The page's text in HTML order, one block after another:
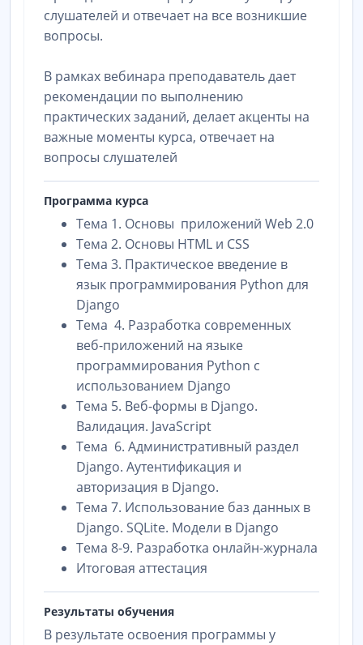
слушателей и отвечает на все возникшие
вопросы.
В рамках вебинара преподаватель дает
рекомендации по выполнению
практических заданий, делает акценты на
важные моменты курса, отвечает на
вопросы слушателей
Программа курса
Тема 1. Основы приложений Web 2.0
Тема 2. Основы HTML и CSS
Тема 3. Практическое введение в
язык программирования Python для
Django
Тема 4. Разработка современных
веб-приложений на языке
программирования Python с
использованием Django
Тема 5. Веб-формы в Django.
Валидация. JavaScript
Тема 6. Административный раздел
Django. Аутентификация и
авторизация в Django.
Тема 7. Использование баз данных в
Django. SQLite. Модели в Django
Тема 8-9. Разработка онлайн-журнала
Итоговая аттестация
Результаты обучения
В результате освоения программы у